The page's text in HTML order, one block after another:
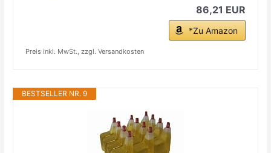
86,21 EUR
*Zu Amazon
Preis inkl. MwSt., zzgl. Versandkosten
BESTSELLER NR. 9